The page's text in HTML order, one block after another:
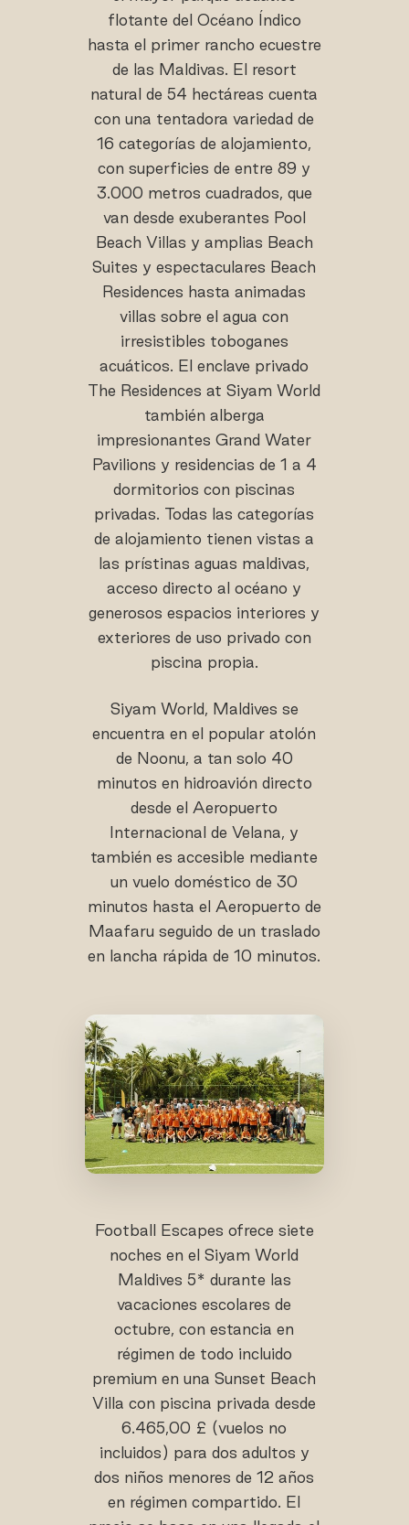
flotante del Océano Índico
hasta el primer rancho ecuestre
de las Maldivas. El resort
natural de 54 hectáreas cuenta
con una tentadora variedad de
16 categorías de alojamiento,
con superficies de entre 89 y
3.000 metros cuadrados, que
van desde exuberantes Pool
Beach Villas y amplias Beach
Suites y espectaculares Beach
Residences hasta animadas
villas sobre el agua con
irresistibles toboganes
acuáticos. El enclave privado
The Residences at Siyam World
también alberga
impresionantes Grand Water
Pavilions y residencias de 1 a 4
dormitorios con piscinas
privadas. Todas las categorías
de alojamiento tienen vistas a
las prístinas aguas maldivas,
acceso directo al océano y
generosos espacios interiores y
exteriores de uso privado con
piscina propia.
Siyam World, Maldives se
encuentra en el popular atolón
de Noonu, a tan solo 40
minutos en hidroavión directo
desde el Aeropuerto
Internacional de Velana, y
también es accesible mediante
un vuelo doméstico de 30
minutos hasta el Aeropuerto de
Maafaru seguido de un traslado
en lancha rápida de 10 minutos.
Football Escapes ofrece siete
noches en el Siyam World
Maldives 5* durante las
vacaciones escolares de
octubre, con estancia en
régimen de todo incluido
premium en una Sunset Beach
Villa con piscina privada desde
6.465,00 £ (vuelos no
incluidos) para dos adultos y
dos niños menores de 12 años
en régimen compartido. El